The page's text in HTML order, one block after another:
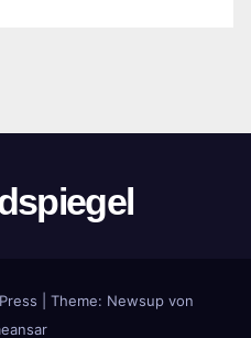
Theme: Newsup von